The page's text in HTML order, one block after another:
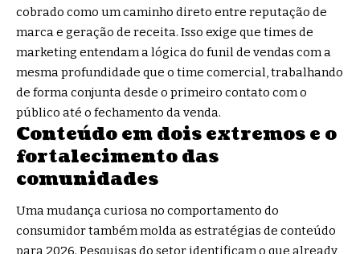
cobrado como um caminho direto entre reputação de
marca e geração de receita. Isso exige que times de
marketing entendam a lógica do funil de vendas com a
mesma profundidade que o time comercial, trabalhando
de forma conjunta desde o primeiro contato com o
público até o fechamento da venda.
Conteúdo em dois extremos e o
fortalecimento das
comunidades
Uma mudança curiosa no comportamento do
consumidor também molda as estratégias de conteúdo
para 2026. Pesquisas do setor identificam o que already